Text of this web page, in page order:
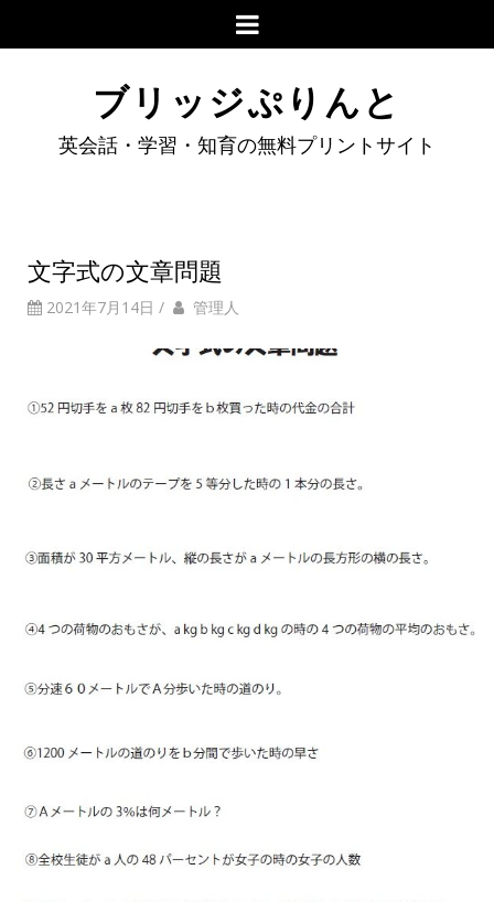
ブリッジぷりんと
英会話・学習・知育の無料プリントサイト
文字式の文章問題
2021年7月14日 / 管理人